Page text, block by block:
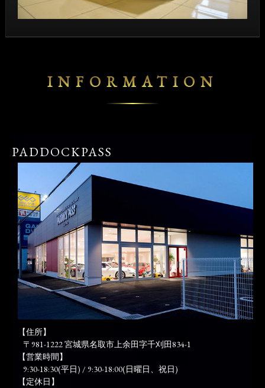
INFORMATION
PADDOCKPASS
【住所】
〒981-1222 宮城県名取市上余田字千刈田834-1
【営業時間】
9:30-18:30(平日) / 9:30-18:00(日曜日、祝日)
【定休日】